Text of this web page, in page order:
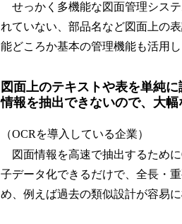
せっかく多機能な図面管理シス
れていない、部品名など図面上の
能どころか基本の管理機能も活用し
図面上のテキストや表を単純
情報を抽出できないので、大
（OCRを導入している企業）
図面情報を高速で抽出するため
子データ化できるだけで、全長・
め、例えば過去の類似設計が容易